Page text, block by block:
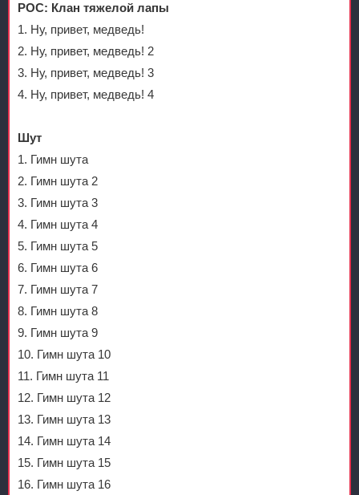
РОС: Клан тяжелой лапы
1. Ну, привет, медведь!
2. Ну, привет, медведь! 2
3. Ну, привет, медведь! 3
4. Ну, привет, медведь! 4
Шут
1. Гимн шута
2. Гимн шута 2
3. Гимн шута 3
4. Гимн шута 4
5. Гимн шута 5
6. Гимн шута 6
7. Гимн шута 7
8. Гимн шута 8
9. Гимн шута 9
10. Гимн шута 10
11. Гимн шута 11
12. Гимн шута 12
13. Гимн шута 13
14. Гимн шута 14
15. Гимн шута 15
16. Гимн шута 16